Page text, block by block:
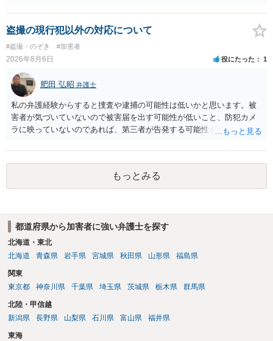
の程度だと聞いているのかということについて、お近くで詳細な法律
相談を受けられたうえで対処方法を探された方がよいと思われます。
一般論でいえば、任意取り調べの場合、ＩＣレコーダーを持参して取
り調べ内容を録音することは必須だと考えます。
盗撮の現行犯以外の対応について
#盗撮・のぞき #加害者
2026年8月6日 役にたった 1
肥田 弘昭 弁護士
私の弁護経験からすると捜査や逮捕の可能性は低いかと思います。被
害者が気づいていないので被害届を出す可能性が低いこと、防犯カメ
ラに映っていないのであれば、第三者が告発する可能性も低いこと、
座る女性を盗撮(全体像写真1枚と5秒程度の動画)してしまいました。下
着や胸など強調したものではありません。」とありますが、少なくと
も捜査段階では性的姿態等撮影罪の被疑事実で逮捕勾留されるケース
が私の弁護経験では多くなった印象です（最終的には不起訴ないし各
もっとみる
都道府県から加害者に強い弁護士を探す
北海道・東北
北海道
青森県 岩手県 宮城県 秋田県 山形県 福島県
関東
東京都
神奈川県 千葉県 埼玉県 茨城県 栃木県 群馬県
北陸・甲信越
新潟県
長野県 山梨県 石川県 富山県 福井県
東海